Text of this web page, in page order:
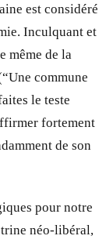
est considéré
Inculquant et
même de la
commune
le teste
fortement
de son
pour notre
néo-libéral,